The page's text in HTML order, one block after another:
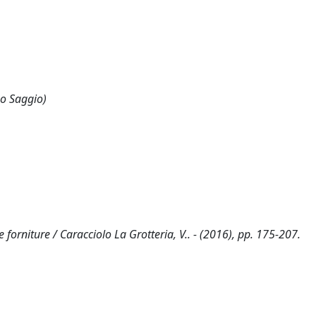
Saggio)
/ Caracciolo La Grotteria, V.. - (2016), pp. 175-207.